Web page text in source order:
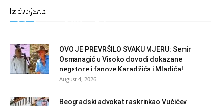
Izdvojeno
pripadnici PU Prijedor ga kaznili
Salim D. -
OVO JE PREVRŠILO SVAKU MJERU: Semir
Osmanagić u Visoko dovodi dokazane
negatore i fanove Karadžića i Mladića!
August 4, 2026
Beogradski advokat raskrinkao Vučićev